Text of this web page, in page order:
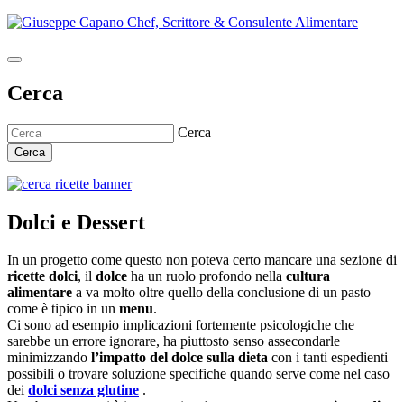
Cerca
Cerca
Cerca
Dolci e Dessert
In un progetto come questo non poteva certo mancare una sezione di
ricette dolci, il dolce ha un ruolo profondo nella cultura
alimentare a va molto oltre quello della conclusione di un pasto
come è tipico in un menu.
Ci sono ad esempio implicazioni fortemente psicologiche che
sarebbe un errore ignorare, ha piuttosto senso assecondarle
minimizzando l’impatto del dolce sulla dieta con i tanti espedienti
possibili o trovare soluzione specifiche quando serve come nel caso
dei dolci senza glutine .